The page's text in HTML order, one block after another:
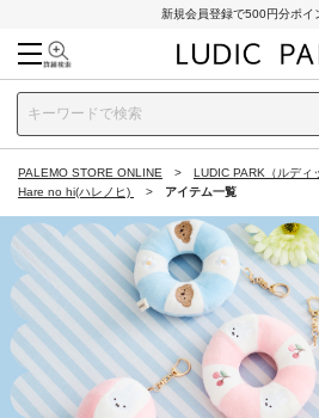
新規会員登録で500円分ポイ
PALEMO STORE ONLINE
LUDIC PARK（ルディ
Hare no hi(ハレノヒ)
アイテム一覧